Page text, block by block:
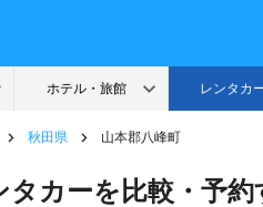
秋田県 山本郡八峰町
カーを比較・予約